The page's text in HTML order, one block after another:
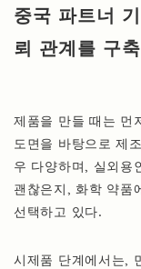
중국 파트너
뢰 관계를 구
제품을 만들 때는 먼
도면을 바탕으로 제
우 다양하며, 실외용
괜찮은지, 화학 약품
선택하고 있다.
시제품 단계에서는,